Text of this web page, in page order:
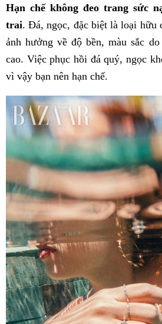
Hạn chế không đeo trang sức
trai. Đá, ngọc, đặc biệt là loại hữu
ảnh hưởng về độ bền, màu sắc
cao. Việc phục hồi đá quý, ngọc
vì vậy bạn nên hạn chế.